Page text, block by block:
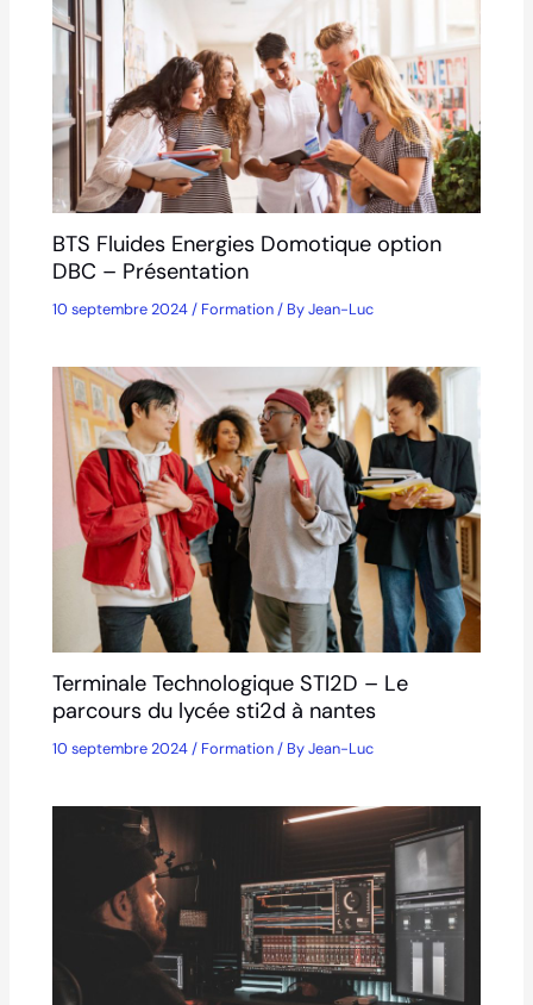
BTS Fluides Energies Domotique option
DBC – Présentation
10 septembre 2024/ Formation/ ByJean-Luc
Terminale Technologique STI2D – Le
parcours du lycée sti2d à nantes
10 septembre 2024/ Formation/ ByJean-Luc